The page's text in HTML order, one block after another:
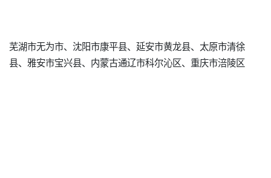
芜湖市无为市、沈阳市康平县、延安市黄龙县、太原市清徐
县、雅安市宝兴县、内蒙古通辽市科尔沁区、重庆市涪陵区